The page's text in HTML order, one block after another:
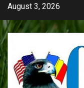
Skip
content
August 3, 2026